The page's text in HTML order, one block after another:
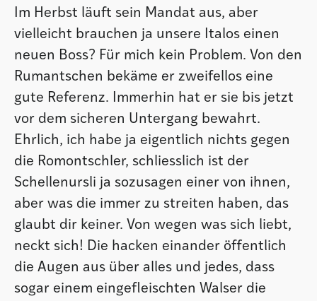
Im Herbst läuft sein Mandat aus, aber
vielleicht brauchen ja unsere Italos einen
neuen Boss? Für mich kein Problem. Von den
Rumantschen bekäme er zweifellos eine
gute Referenz. Immerhin hat er sie bis jetzt
vor dem sicheren Untergang bewahrt.
Ehrlich, ich habe ja eigentlich nichts gegen
die Romontschler, schliesslich ist der
Schellenursli ja sozusagen einer von ihnen,
aber was die immer zu streiten haben, das
glaubt dir keiner. Von wegen was sich liebt,
neckt sich! Die hacken einander öffentlich
die Augen aus über alles und jedes, dass
sogar einem eingefleischten Walser die